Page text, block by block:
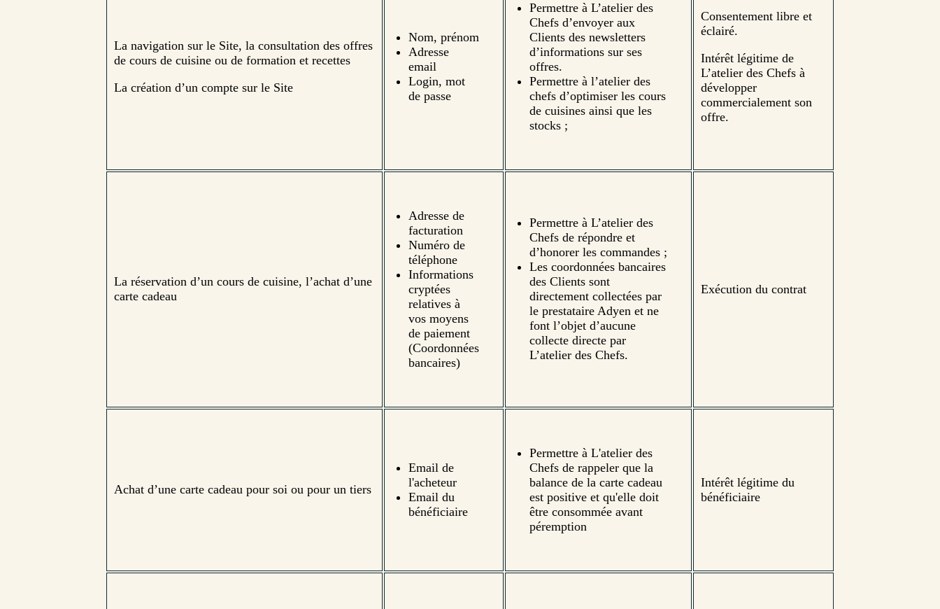
La navigation sur le Site, la consultation des offres
de cours de cuisine ou de formation et recettes
La création d’un compte sur le Site
Nom, prénom
Adresse
email
Login, mot
de passe
Permettre à L’atelier des
Chefs d’envoyer aux
Clients des newsletters
d’informations sur ses
offres.
Permettre à l’atelier des
chefs d’optimiser les cours
de cuisines ainsi que les
stocks ;
Consentement libre et
éclairé.
Intérêt légitime de
L’atelier des Chefs à
développer
commercialement son
offre.
La réservation d’un cours de cuisine, l’achat d’une
carte cadeau
Adresse de
facturation
Numéro de
téléphone
Informations
cryptées
relatives à
vos moyens
de paiement
(Coordonnées
bancaires)
Permettre à L’atelier des
Chefs de répondre et
d’honorer les commandes ;
Les coordonnées bancaires
des Clients sont
directement collectées par
le prestataire Adyen et ne
font l’objet d’aucune
collecte directe par
L’atelier des Chefs.
Exécution du contrat
Achat d’une carte cadeau pour soi ou pour un tiers
Email de
l'acheteur
Email du
bénéficiaire
Permettre à L'atelier des
Chefs de rappeler que la
balance de la carte cadeau
est positive et qu'elle doit
être consommée avant
péremption
Intérêt légitime du
bénéficiaire